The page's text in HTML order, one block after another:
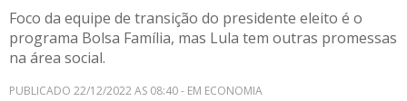
Foco da equipe de transição do presidente eleito é o
programa Bolsa Família, mas Lula tem outras promessas
na área social.
PUBLICADO 22/12/2022 AS 08:40 - EM ECONOMIA